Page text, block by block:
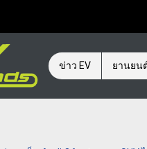
ข่าว EV ยานยน